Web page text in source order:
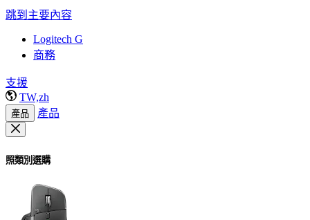
跳到主要內容
Logitech G
商務
支援
TW,zh
產品 產品
照類別選購